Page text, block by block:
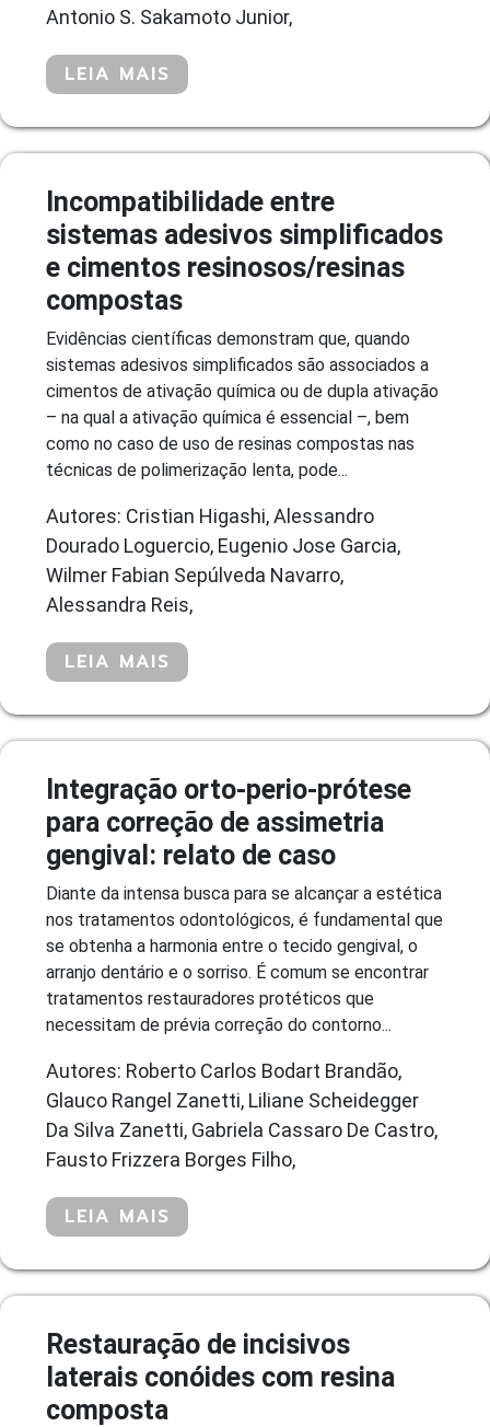
Antonio S. Sakamoto Junior,
LEIA MAIS
Incompatibilidade entre
sistemas adesivos simplificados
e cimentos resinosos/resinas
compostas
Evidências científicas demonstram que, quando
sistemas adesivos simplificados são associados a
cimentos de ativação química ou de dupla ativação
– na qual a ativação química é essencial –, bem
como no caso de uso de resinas compostas nas
técnicas de polimerização lenta, pode...
Autores: Cristian Higashi, Alessandro
Dourado Loguercio, Eugenio Jose Garcia,
Wilmer Fabian Sepúlveda Navarro,
Alessandra Reis,
LEIA MAIS
Integração orto-perio-prótese
para correção de assimetria
gengival: relato de caso
Diante da intensa busca para se alcançar a estética
nos tratamentos odontológicos, é fundamental que
se obtenha a harmonia entre o tecido gengival, o
arranjo dentário e o sorriso. É comum se encontrar
tratamentos restauradores protéticos que
necessitam de prévia correção do contorno...
Autores: Roberto Carlos Bodart Brandão,
Glauco Rangel Zanetti, Liliane Scheidegger
Da Silva Zanetti, Gabriela Cassaro De Castro,
Fausto Frizzera Borges Filho,
LEIA MAIS
Restauração de incisivos
laterais conóides com resina
composta